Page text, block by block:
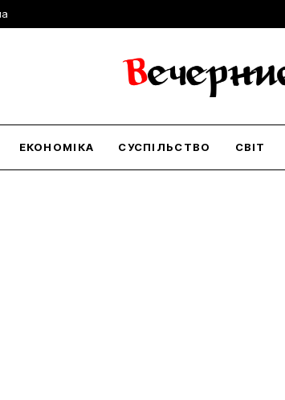
ЕКОНОМІКА СУСПІЛЬСТВО СВІТ